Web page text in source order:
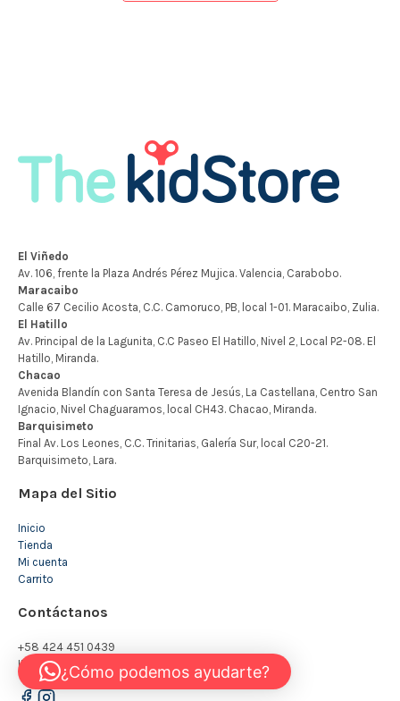
Mapa del Sitio
Inicio
Tienda
Mi cuenta
Carrito
Contáctanos
+58 424 451 0439
INFO@KIDSTORE.COM.VE
¿Cómo podemos ayudarte?